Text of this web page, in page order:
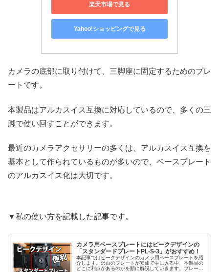
楽天市場で見る
Yahoo!ショッピングで見る
カメラの底部に取り付けて、三脚座に固定するためのプレ
ートです。
本製品はアルカスイス互換に対応しているので、多くの三
脚で使い回すことができます。
最近のカメラアクセサリーの多くは、アルカスイス互換を
基本として作られているものが多いので、ベースプレート
のアルカスイス化は大切です。
▼私の使い方を記載した記事です。
カメラ用ベースプレートにはピークデザインの
「スタンダードプレートPL-S-3」がおすすめ！
本記事ではピークデザインのカメラ用ベースプレートを紹
介します。沢山のプレートが安価で手に入る中、本製品の
どこに利点があるのかを順に解説していきます。プレート